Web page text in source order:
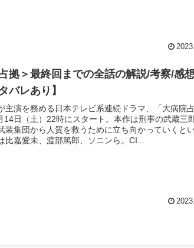
拠＞最終回までの全話の解説/考察/感
バレあり】
主演を務める日本テレビ系連続ドラマ、「大病院占
14日（土）22時にスタート。本作は刑事の武蔵三
装集団から人質を救うために立ち向かっていくと
比嘉愛未、渡部篤郎、ソニンら。CI...